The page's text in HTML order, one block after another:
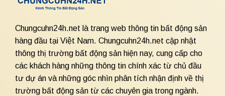
Chungcuhn24h.net là trang web thông tin bất động sản
hàng đầu tại Việt Nam. Chungcuhn24h.net cập nhật
thông thị trường bất động sản hiện nay, cung cấp cho
các khách hàng những thông tin chính xác từ chủ đầu
tư dự án và những góc nhìn phân tích nhận định về thị
trường bất động sản từ các chuyên gia trong ngành.